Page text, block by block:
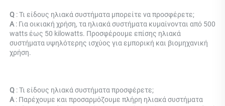
Q : Τι είδους ηλιακά συστήματα μπορείτε να προσφέρετε;
Α : Για οικιακή χρήση, τα ηλιακά συστήματα κυμαίνονται από 500
watts έως 50 kilowatts. Προσφέρουμε επίσης ηλιακά
συστήματα υψηλότερης ισχύος για εμπορική και βιομηχανική
χρήση.
Q : Τι είδους ηλιακά συστήματα προσφέρετε;
Α : Παρέχουμε και προσαρμόζουμε πλήρη ηλιακά συστήματα